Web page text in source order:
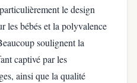
le design
les bébés et la polyvalence
soulignent la
captivé par les
ainsi que la qualité